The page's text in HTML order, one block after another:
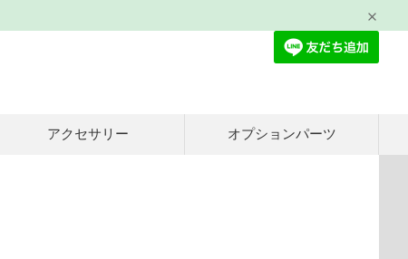
アクセサリー オプションパーツ